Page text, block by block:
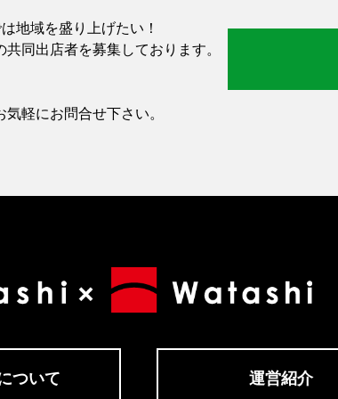
地域を盛り上げたい！
同出店者を募集しております。
軽にお問合せ下さい。
ついて 運営紹介